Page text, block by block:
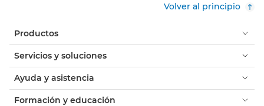
Volver al principio
Productos
Servicios y soluciones
Ayuda y asistencia
Formación y educación